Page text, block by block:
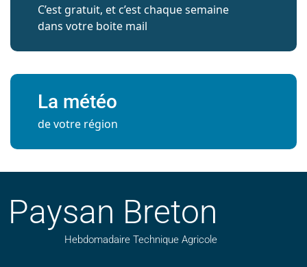
C’est gratuit, et c’est chaque semaine
dans votre boite mail
La météo
de votre région
Paysan Breton
Hebdomadaire Technique Agricole